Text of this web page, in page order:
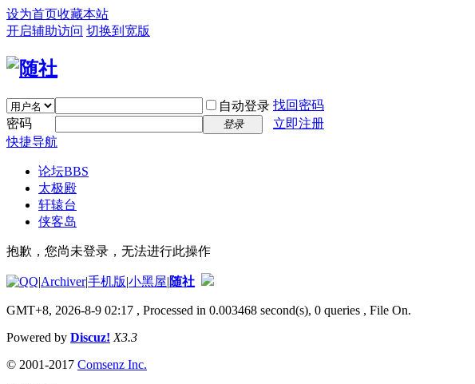
设为首页收藏本站
开启辅助访问 切换到宽版
自动登录 找回密码
密码
登录
立即注册
快捷导航
论坛BBS
太极殿
轩辕台
侠客岛
抱歉，您尚未登录，无法进行此操作
|Archiver|手机版|小黑屋|随社
GMT+8, 2026-8-9 02:17 , Processed in 0.003468 second(s), 0 queries , File On.
Powered by Discuz! X3.3
© 2001-2017 Comsenz Inc.